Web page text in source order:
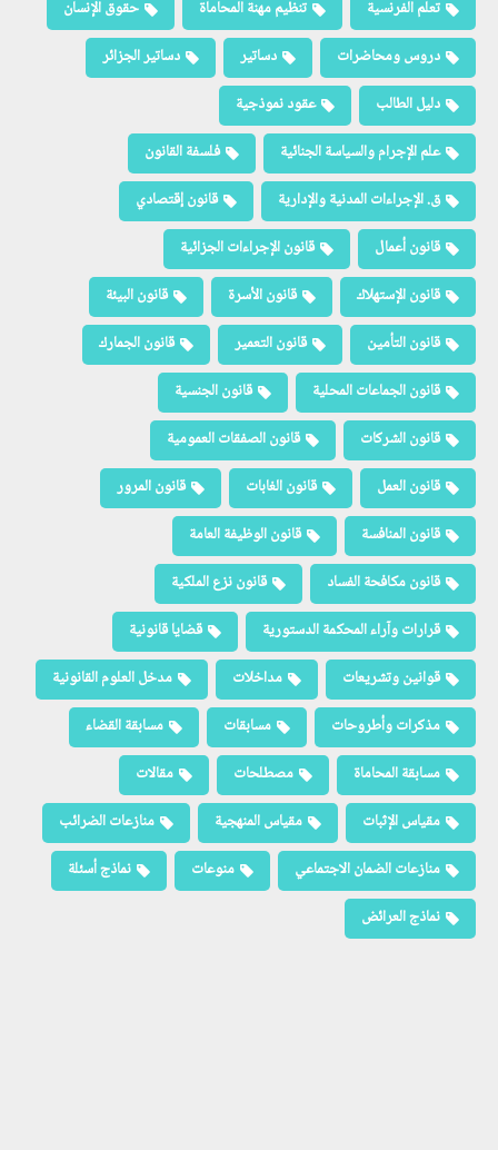
تعلم الفرنسية تنظيم مهنة المحاماة
حقوق الإنسان
دروس ومحاضرات
دساتير
دساتير الجزائر
دليل الطالب
عقود نموذجية
علم الإجرام والسياسة الجنائية
فلسفة القانون
ق. الإجراءات المدنية والإدارية
قانون إقتصادي
قانون أعمال
قانون الإجراءات الجزائية
قانون الإستهلاك
قانون الأسرة
قانون البيئة
قانون التأمين
قانون التعمير
قانون الجمارك
قانون الجماعات المحلية
قانون الجنسية
قانون الشركات
قانون الصفقات العمومية
قانون العمل
قانون الغابات
قانون المرور
قانون المنافسة
قانون الوظيفة العامة
قانون مكافحة الفساد
قانون نزع الملكية
قرارات وآراء المحكمة الدستورية
قضايا قانونية
قوانين وتشريعات
مداخلات
مدخل العلوم القانونية
مذكرات وأطروحات
مسابقات
مسابقة القضاء
مسابقة المحاماة
مصطلحات
مقالات
مقياس الإثبات
مقياس المنهجية
منازعات الضرائب
منازعات الضمان الاجتماعي
منوعات
نماذج أسئلة
نماذج العرائض